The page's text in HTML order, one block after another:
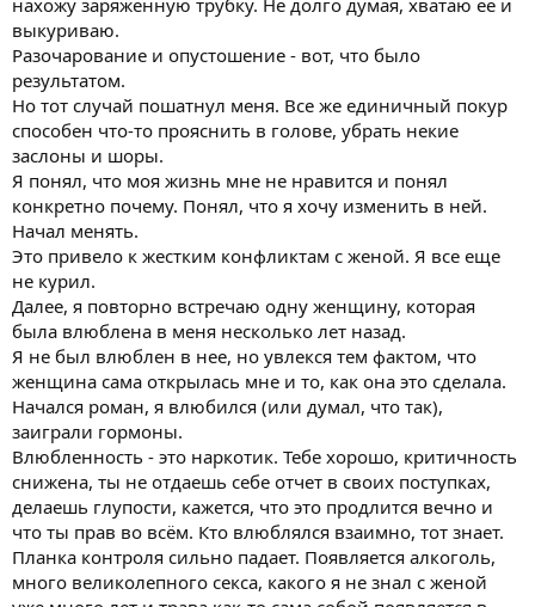
У вас есть дети с женщиной, с которой развелся? В каком-то
сообщении вроде видел, что у тебя ребенок есть.
выкуриваю.
Разочарование и опустошение - вот, что было
результатом.
Но тот случай пошатнул меня. Все же единичный покур
способен что-то прояснить в голове, убрать некие
заслоны и шоры.
Я понял, что моя жизнь мне не нравится и понял
конкретно почему. Понял, что я хочу изменить в ней.
Начал менять.
Это привело к жестким конфликтам с женой. Я все еще
не курил.
Далее, я повторно встречаю одну женщину, которая
была влюблена в меня несколько лет назад.
Я не был влюблен в нее, но увлекся тем фактом, что
женщина сама открылась мне и то, как она это сделала.
Начался роман, я влюбился (или думал, что так),
заиграли гормоны.
Влюбленность - это наркотик. Тебе хорошо, критичность
снижена, ты не отдаешь себе отчет в своих поступках,
делаешь глупости, кажется, что это продлится вечно и
что ты прав во всём. Кто влюблялся взаимно, тот знает.
Планка контроля сильно падает. Появляется алкоголь,
много великолепного секса, какого я не знал с женой